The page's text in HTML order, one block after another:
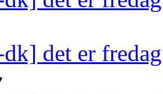
det er